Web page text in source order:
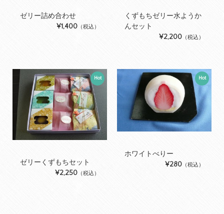
ゼリー詰め合わせ
¥1,400 （税込）
くずもちゼリー水ようか
んセット
¥2,200 （税込）
Hot
ゼリーくずもちセット
¥2,250 （税込）
Hot
ホワイトべりー
¥280 （税込）